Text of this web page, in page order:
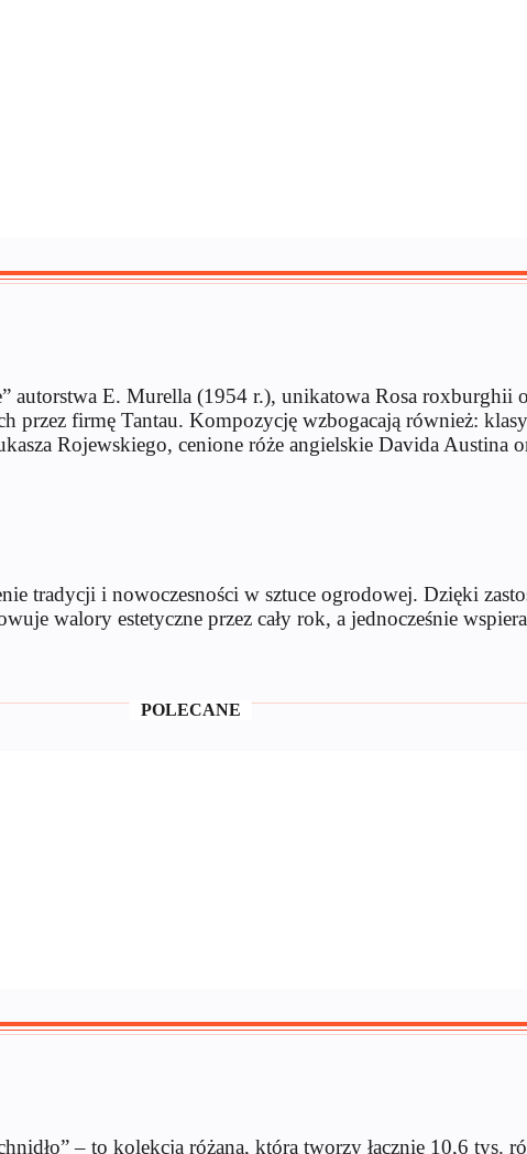
autorstwa E. Murella (1954 r.), unikatowa Rosa roxburghii
przez firmę Tantau. Kompozycję wzbogacają również:
Rojewskiego, cenione róże angielskie Davida Austina
tradycji i nowoczesności w sztuce ogrodowej. Dzięki
walory estetyczne przez cały rok, a jednocześnie
POLECANE
– to kolekcja różana, którą tworzy łącznie 10,6 tys.